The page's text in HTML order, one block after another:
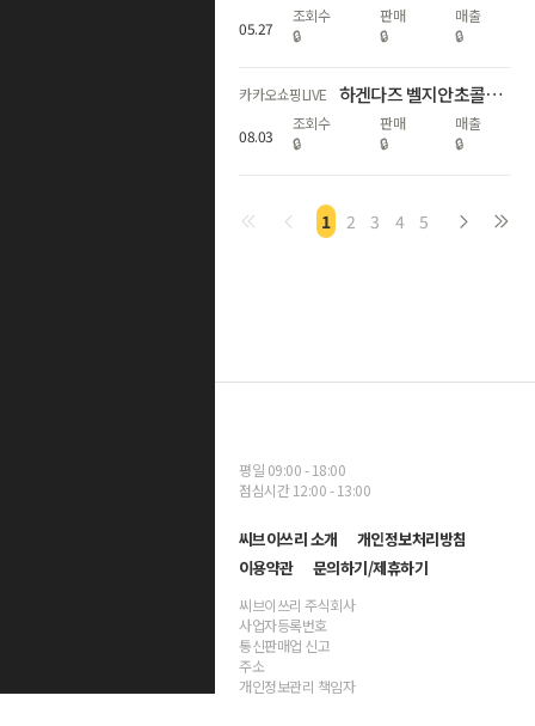
05.27
조회수
🔒
판매
🔒
매출
🔒
카카오쇼핑LIVE 하겐다즈 벨지안초콜릿 선론칭 프리미엄 레시피 완성
08.03
조회수
🔒
판매
🔒
매출
🔒
1 2 3 4 5
평일 09:00 - 18:00
점심시간 12:00 - 13:00
씨브이쓰리 소개
개인정보처리방침
이용약관
문의하기/제휴하기
씨브이쓰리 주식회사
사업자등록번호
통신판매업 신고
주소
개인정보관리 책임자